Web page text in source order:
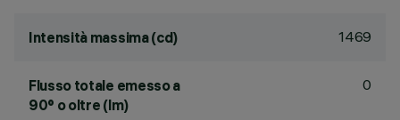
Intensità massima (cd) 1469
Flusso totale emesso a
90° o oltre (lm)
0